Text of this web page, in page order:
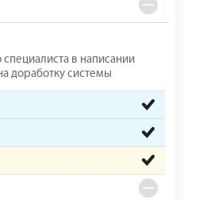
в написании
доработку системы